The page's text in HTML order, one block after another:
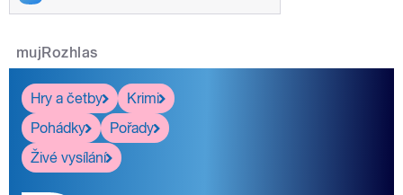
mujRozhlas
Hry a četby
Krimi
Pohádky
Pořady
Živé vysílání